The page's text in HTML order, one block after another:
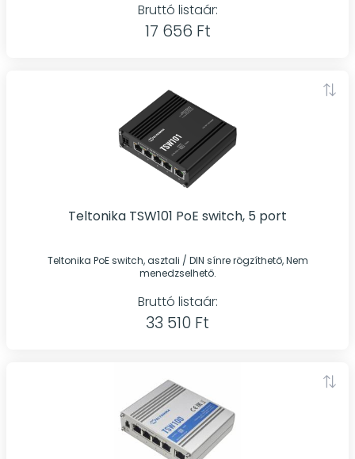
Bruttó listaár:
17 656 Ft
Teltonika TSW101 PoE switch, 5 port
Teltonika PoE switch, asztali / DIN sínre rögzíthető, Nem
menedzselhető.
Bruttó listaár:
33 510 Ft